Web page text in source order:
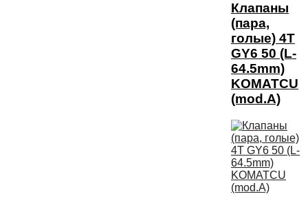
Клапаны
(пара,
голые) 4T
GY6 50 (L-
64.5mm)
KOMATCU
(mod.A)